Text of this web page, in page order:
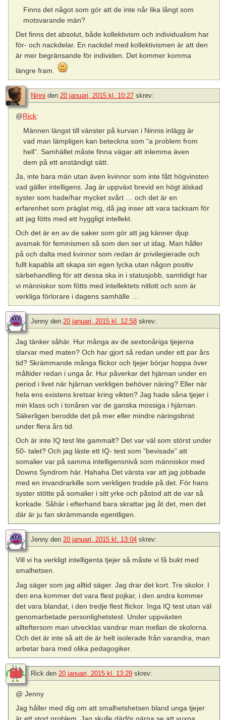
Finns det något som gör att de inte når lika långt som
motsvarande män?
Det finns det absolut, både kollektivism och individualism har
för- och nackdelar. En nackdel med kollektivismen är att den
är mer begränsande för individen. Det kommer komma
längre fram.
Ninni den 20 januari, 2015 kl. 10:27 skrev:
@Rick:
Männen längst till vänster på kurvan i Ninnis inlägg är
vad man lämpligen kan beteckna som “a problem from
hell”. Samhället måste finna vägar att inlemma även
dem på ett anständigt sätt.
Ja, inte bara män utan även kvinnor som inte fått högvinsten
vad gäller intelligens. Jag är uppväxt brevid en högt älskad
syster som hade/har mycket svårt … och det är en
erfarenhet som präglat mig, då jag inser att vara tacksam för
att jag fötts med ett hyggligt intellekt.
Och det är en av de saker som gör att jag känner djup
avsmak för feminismen så som den ser ut idag. Man håller
på och dalta med kvinnor somredan är privilegierade och
fullt kapabla att skapa sin egen lycka utan någon positiv
särbehandling för att dessa ska in i statusjobb, samtidigt har
vi människor som fötts med intellektets nitlott och som är
verkliga förlorare i dagens samhälle …
Jenny den 20 januari, 2015 kl. 12:58 skrev:
Jag tänker såhär. Hur många av de sextonåriga tjejerna
slarvar med maten? Och har gjort så redan under ett par års
tid? Skrämmande många flickor och tjejer börjar hoppa över
måltider redan i unga år. Hur påverkar det hjärnan under en
period i livet när hjärnan verkligen behöver näring? Eller när
hela ens existens kretsar kring vikten? Jag hade såna tjejer i
min klass och i tonåren var de ganska mossiga i hjärnan.
Säkerligen berodde det på mer eller mindre näringsbrist
under flera års tid.
Och är inte IQ test lite gammalt? Det var väl som störst under
50- talet? Och jag läste ett IQ- test som ”bevisade” att
somalier var på samma intelligensnivå som människor med
Downs Syndrom här. Hahaha Det värsta var att jag jobbade
med en invandrarkille som verkligen trodde på det. För hans
syster stötte på somalier i sitt yrke och påstod att de var så
korkade. Såhär i efterhand bara skrattar jag åt det, men det
där är ju fan skrämmande egentligen.
Jenny den 20 januari, 2015 kl. 13:04 skrev:
Vill vi ha verkligt intelligenta tjejer så måste vi få bukt med
smalhetsen.
Jag säger som jag alltid säger. Jag drar det kort. Tre skolor. I
den ena kommer det vara flest pojkar, i den andra kommer
det vara blandat, i den tredje flest flickor. Inga IQ test utan väl
genomarbetade personlighetstest. Under uppväxten
allteftersom man utvecklas vandrar man mellan de skolorna.
Och det är inte så att de är helt isolerade från varandra, man
arbetar bara med olika pedagogiker.
Rick den 20 januari, 2015 kl. 13:29 skrev:
@ Jenny
Jag håller med dig om att smalhetshetsen bland unga tjejer